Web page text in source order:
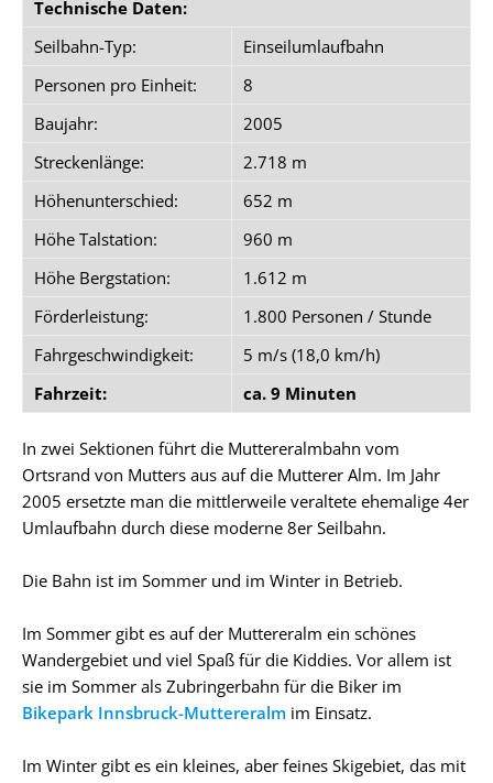
Technische Daten:
Seilbahn-Typ:
Einseilumlaufbahn
Personen pro Einheit:
8
Baujahr:
2005
Streckenlänge:
2.718 m
Höhenunterschied:
652 m
Höhe Talstation:
960 m
Höhe Bergstation:
1.612 m
Förderleistung:
1.800 Personen / Stunde
Fahrgeschwindigkeit:
5 m/s (18,0 km/h)
Fahrzeit:
ca. 9 Minuten
In zwei Sektionen führt die Muttereralmbahn vom
Ortsrand von Mutters aus auf die Mutterer Alm. Im Jahr
2005 ersetzte man die mittlerweile veraltete ehemalige 4er
Umlaufbahn durch diese moderne 8er Seilbahn.
Die Bahn ist im Sommer und im Winter in Betrieb.
Im Sommer gibt es auf der Muttereralm ein schönes
Wandergebiet und viel Spaß für die Kiddies. Vor allem ist
sie im Sommer als Zubringerbahn für die Biker im
Bikepark Innsbruck-Muttereralm im Einsatz.
Im Winter gibt es ein kleines, aber feines Skigebiet, das mit